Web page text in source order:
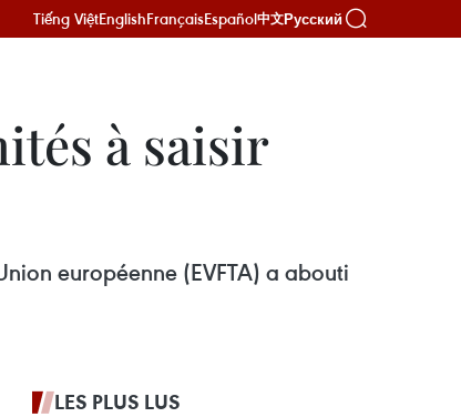
Tiếng ViệtEnglishFrançaisEspañol中文Русский
à saisir
européenne (EVFTA) a abouti
LES PLUS LUS